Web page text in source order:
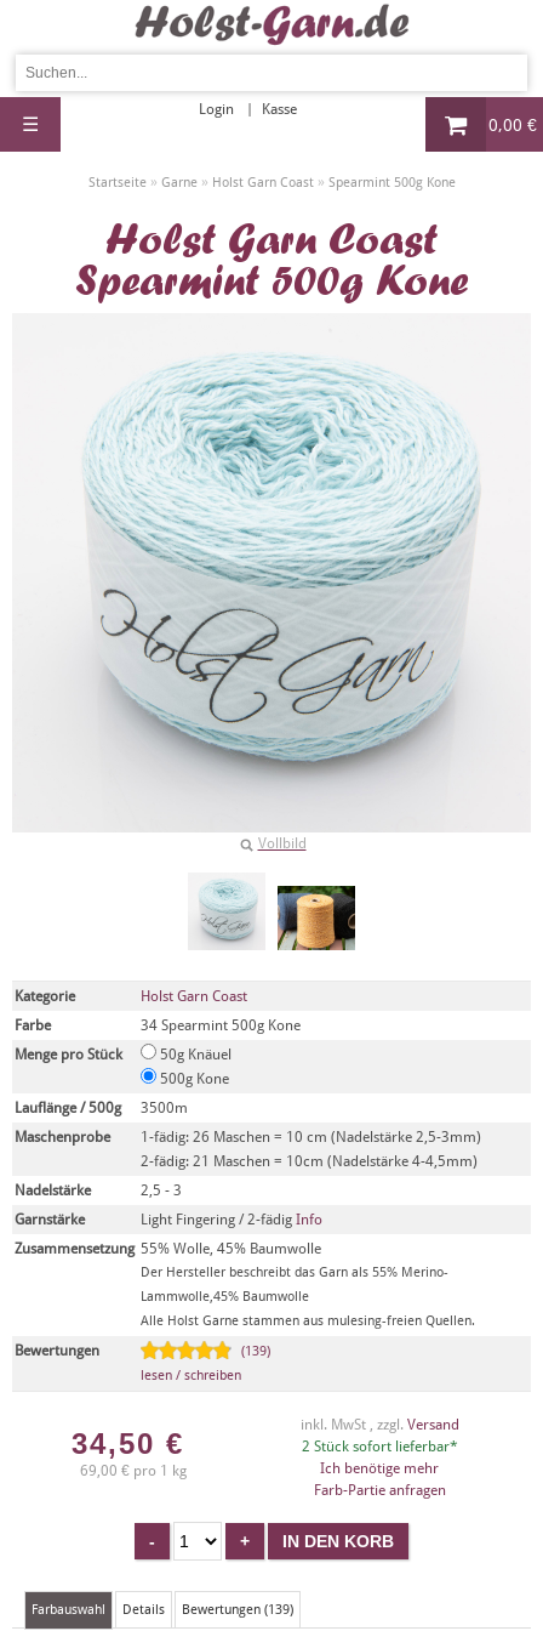
0,00 €
Login Kasse
☰
Startseite» Garne» Holst Garn Coast» Spearmint 500g Kone
Holst Garn Coast
Spearmint 500g Kone
Vollbild
Kategorie
Holst Garn Coast
Farbe
34 Spearmint 500g Kone
Menge pro Stück
50g Knäuel
500g Kone
Lauflänge / 500g
3500m
Maschenprobe
1-fädig: 26 Maschen = 10 cm (Nadelstärke 2,5-3mm)
2-fädig: 21 Maschen = 10cm (Nadelstärke 4-4,5mm)
Nadelstärke
2,5 - 3
Garnstärke
Light Fingering / 2-fädig Info
Zusammensetzung 55% Wolle, 45% Baumwolle
Der Hersteller beschreibt das Garn als 55% Merino-
Lammwolle,45% Baumwolle
Alle Holst Garne stammen aus mulesing-freien Quellen.
Bewertungen
(139)
lesen / schreiben
34,50 €
69,00 € pro 1 kg
inkl. MwSt , zzgl. Versand
2 Stück sofort lieferbar*
Ich benötige mehr
Farb-Partie anfragen
Farbauswahl Details Bewertungen (139)